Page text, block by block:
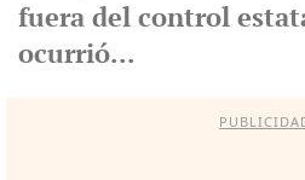
fuera del control
ocurrió...